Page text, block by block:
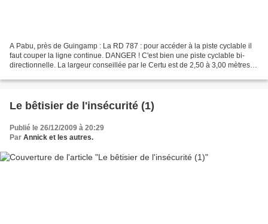
A Pabu, près de Guingamp : La RD 787 : pour accéder à la piste cyclable il
faut couper la ligne continue. DANGER ! C'est bien une piste cyclable bi-
directionnelle. La largeur conseillée par le Certu est de 2,50 à 3,00 mètres.
Le bêtisier de l'insécurité (1)
Publié le 26/12/2009 à 20:29
Par Annick et les autres.